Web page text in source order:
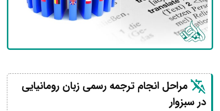
مراحل انجام ترجمه رسمی زبان رومانیایی
در سبزوار